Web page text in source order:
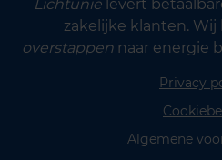
Lichtunielevert
zakelijke klanten. Wij
overstappen naar energie
Privacy
Algemene